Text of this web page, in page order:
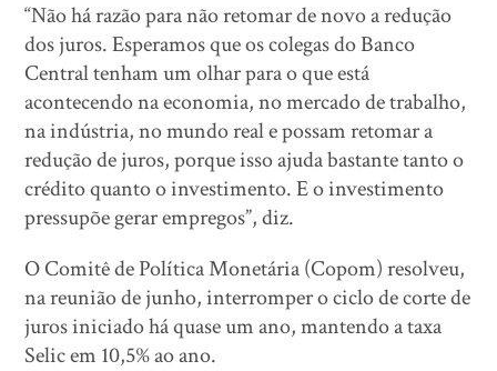
“Não há razão para não retomar de novo a redução
dos juros. Esperamos que os colegas do Banco
Central tenham um olhar para o que está
acontecendo na economia, no mercado de trabalho,
na indústria, no mundo real e possam retomar a
redução de juros, porque isso ajuda bastante tanto o
crédito quanto o investimento. E o investimento
pressupõe gerar empregos”, diz.
O Comitê de Política Monetária (Copom) resolveu,
na reunião de junho, interromper o ciclo de corte de
juros iniciado há quase um ano, mantendo a taxa
Selic em 10,5% ao ano.